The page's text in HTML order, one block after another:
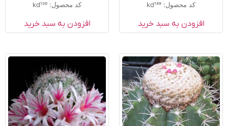
کد محصول: kd149
افزودن به سبد خرید
کد محصول: kd120
افزودن به سبد خرید